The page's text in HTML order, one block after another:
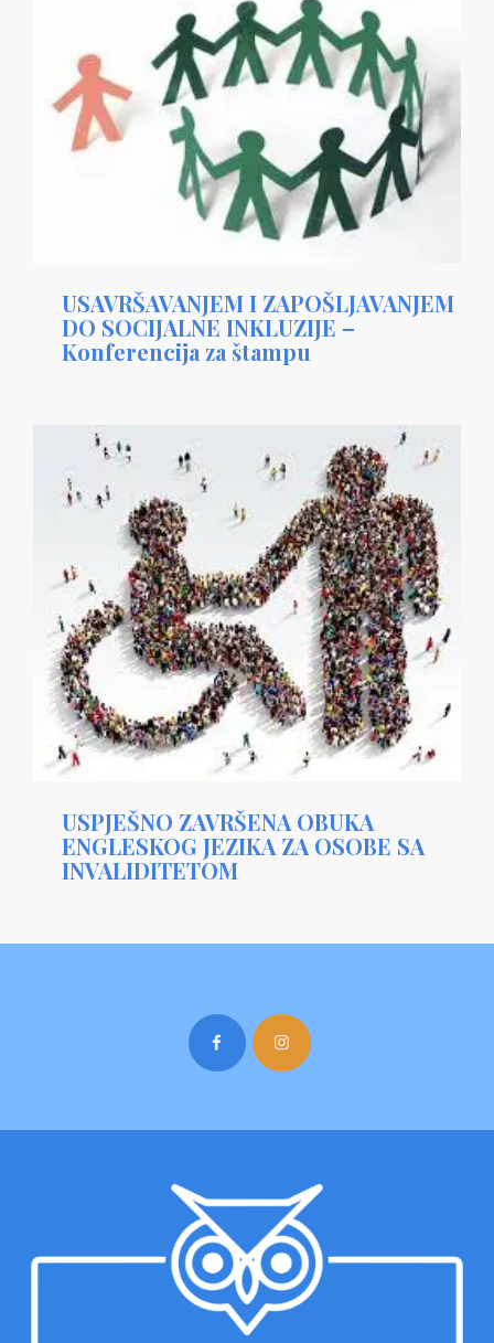
USAVRŠAVANJEM I ZAPOŠLJAVANJEM
DO SOCIJALNE INKLUZIJE –
Konferencija za štampu
USPJEŠNO ZAVRŠENA OBUKA
ENGLESKOG JEZIKA ZA OSOBE SA
INVALIDITETOM